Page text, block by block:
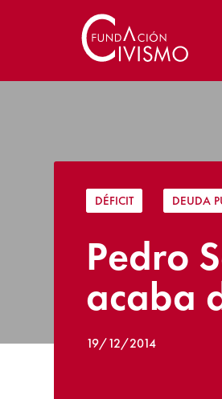
DÉFICIT DEUDA
Pedro
acaba
19/12/2014